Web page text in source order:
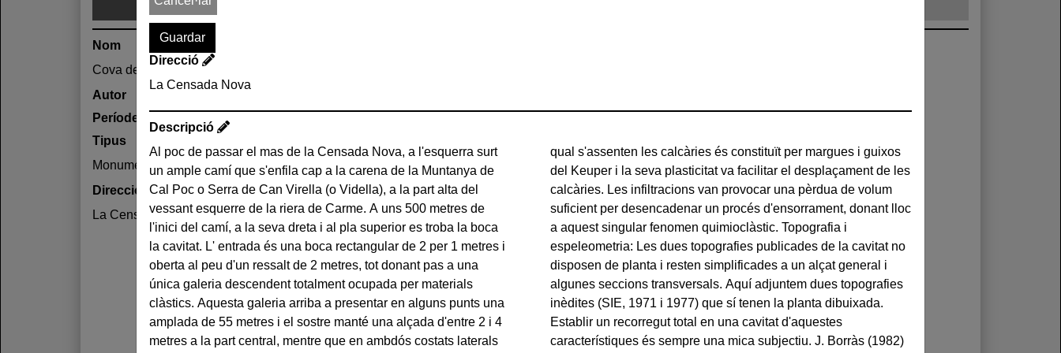
Direcció
La Censada Nova
Descripció
Al poc de passar el mas de la Censada Nova, a l'esquerra surt
un ample camí que s'enfila cap a la carena de la Muntanya de
Cal Poc o Serra de Can Virella (o Vidella), a la part alta del
vessant esquerre de la riera de Carme. A uns 500 metres de
l'inici del camí, a la seva dreta i al pla superior es troba la boca
la cavitat. L' entrada és una boca rectangular de 2 per 1 metres i
oberta al peu d'un ressalt de 2 metres, tot donant pas a una
única galeria descendent totalment ocupada per materials
clàstics. Aquesta galeria arriba a presentar en alguns punts una
amplada de 55 metres i el sostre manté una alçada d'entre 2 i 4
metres a la part central, mentre que en ambdós costats laterals
qual s'assenten les calcàries és constituït per margues i guixos
del Keuper i la seva plasticitat va facilitar el desplaçament de les
calcàries. Les infiltracions van provocar una pèrdua de volum
suficient per desencadenar un procés d'ensorrament, donant lloc
a aquest singular fenomen quimioclàstic. Topografia i
espeleometria: Les dues topografies publicades de la cavitat no
disposen de planta i resten simplificades a un alçat general i
algunes seccions transversals. Aquí adjuntem dues topografies
inèdites (SIE, 1971 i 1977) que sí tenen la planta dibuixada.
Establir un recorregut total en una cavitat d'aquestes
característiques és sempre una mica subjectiu. J. Borràs (1982)
Nom
Cova de la Censada Nova
Autor
Període
Tipus
Monument
Direcció
La Censada Nova